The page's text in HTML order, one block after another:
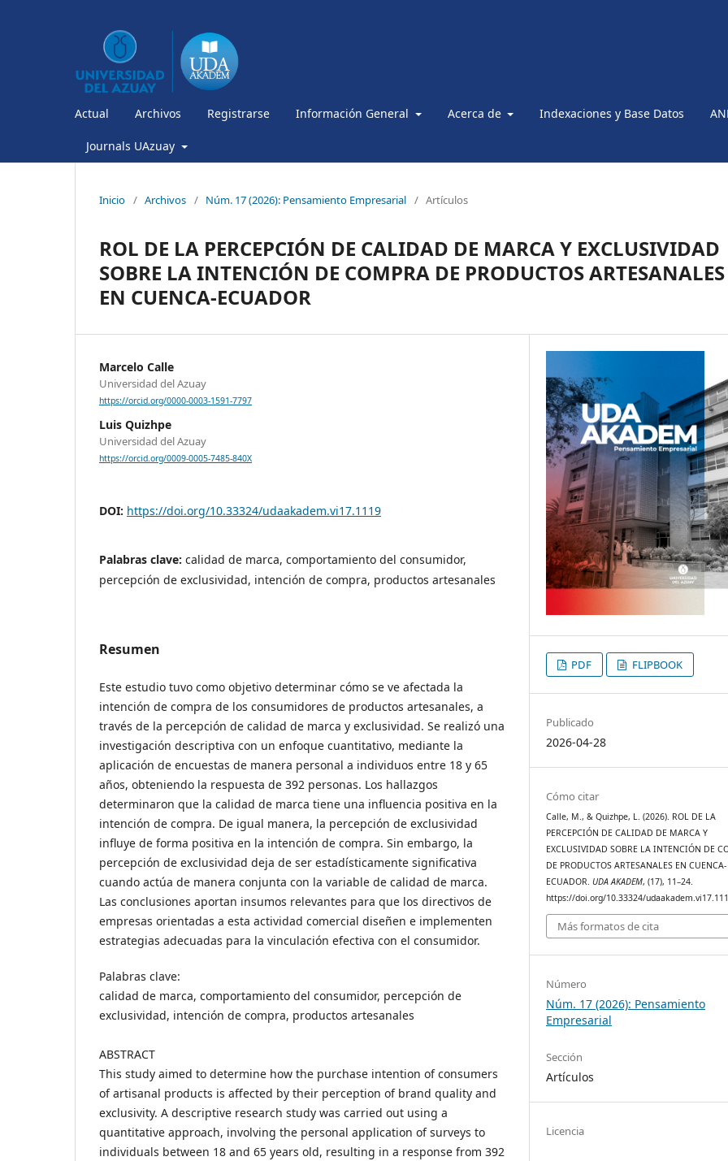
Actual Archivos Registrarse Información General Acerca de Indexaciones y Base Datos
Journals UAzuay
Inicio / Archivos / Núm. 17 (2026): Pensamiento Empresarial / Artículos
ROL DE LA PERCEPCIÓN DE CALIDAD DE MARCA Y EXCLUSIVIDAD
SOBRE LA INTENCIÓN DE COMPRA DE PRODUCTOS ARTESANALES
EN CUENCA-ECUADOR
Marcelo Calle
Universidad del Azuay
https://orcid.org/0000-0003-1591-7797
Luis Quizhpe
Universidad del Azuay
https://orcid.org/0009-0005-7485-840X
DOI: https://doi.org/10.33324/udaakadem.vi17.1119
Palabras clave: calidad de marca, comportamiento del consumidor,
percepción de exclusividad, intención de compra, productos artesanales
Resumen
Este estudio tuvo como objetivo determinar cómo se ve afectada la
intención de compra de los consumidores de productos artesanales, a
través de la percepción de calidad de marca y exclusividad. Se realizó una
investigación descriptiva con un enfoque cuantitativo, mediante la
aplicación de encuestas de manera personal a individuos entre 18 y 65
años, obteniendo la respuesta de 392 personas. Los hallazgos
determinaron que la calidad de marca tiene una influencia positiva en la
intención de compra. De igual manera, la percepción de exclusividad
influye de forma positiva en la intención de compra. Sin embargo, la
percepción de exclusividad deja de ser estadísticamente significativa
cuando actúa de manera conjunta con la variable de calidad de marca.
Las conclusiones aportan insumos relevantes para que los directivos de
empresas orientadas a esta actividad comercial diseñen e implementen
estrategias adecuadas para la vinculación efectiva con el consumidor.
Palabras clave:
calidad de marca, comportamiento del consumidor, percepción de
exclusividad, intención de compra, productos artesanales
ABSTRACT
This study aimed to determine how the purchase intention of consumers
of artisanal products is affected by their perception of brand quality and
exclusivity. A descriptive research study was carried out using a
quantitative approach, involving the personal application of surveys to
individuals between 18 and 65 years old, resulting in a response from 392
PDF FLIPBOOK
Publicado
2026-04-28
Cómo citar
Calle, M., & Quizhpe, L. (2026). ROL DE LA
PERCEPCIÓN DE CALIDAD DE MARCA Y
EXCLUSIVIDAD SOBRE LA INTENCIÓN DE
DE PRODUCTOS ARTESANALES EN CUENCA-
ECUADOR.UDA AKADEM, (17), 11–24.
https://doi.org/10.33324/
Más formatos de cita
Número
Núm. 17 (2026): Pensamiento
Empresarial
Sección
Artículos
Licencia